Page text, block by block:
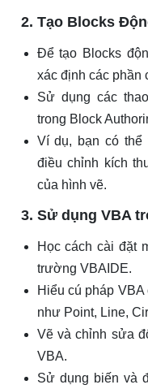
2. Tạo Blocks
Để tạo Blocks
xác định các phần
Sử dụng các
trong Block
Ví dụ, bạn có thể
điều chỉnh kích
của hình vẽ.
3. Sử dụng VBA
Học cách cài đặt
trường VBAIDE.
Hiểu cú pháp
như Point, Line,
Vẽ và chỉnh sửa
VBA.
Sử dụng biến và